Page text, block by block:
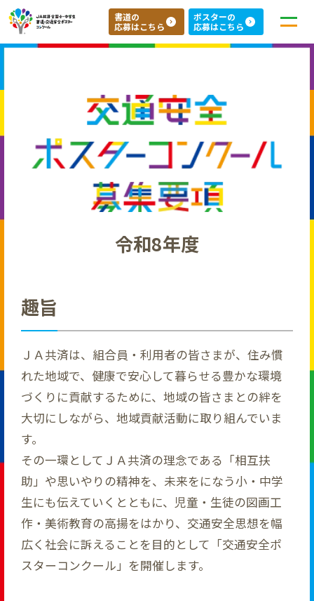
書道の
応募はこちら
ポスターの
応募はこちら
応募について
インフォメーション
よくある質問
ＪＡ共済のホームページ
令和8年度
趣旨
ＪＡ共済は、組合員・利用者の皆さまが、住み慣
れた地域で、健康で安心して暮らせる豊かな環境
づくりに貢献するために、地域の皆さまとの絆を
大切にしながら、地域貢献活動に取り組んでいま
す。
その一環としてＪＡ共済の理念である「相互扶
助」や思いやりの精神を、未来をになう小・中学
生にも伝えていくとともに、児童・生徒の図画工
作・美術教育の高揚をはかり、交通安全思想を幅
広く社会に訴えることを目的として「交通安全ポ
スターコンクール」を開催します。